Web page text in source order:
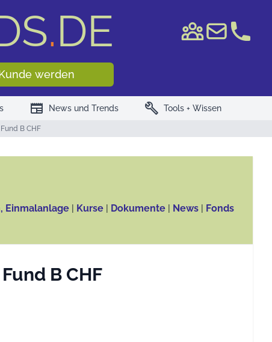
.DE
WKN/ISIN
werden
newspaper News und Trends build Tools + Wissen
B CHF
Einmalanlage | Kurse | Dokumente | News | Fonds
B CHF